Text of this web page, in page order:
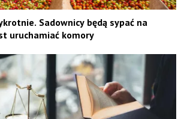
Sadownicy będą sypać na
uruchamiać komory